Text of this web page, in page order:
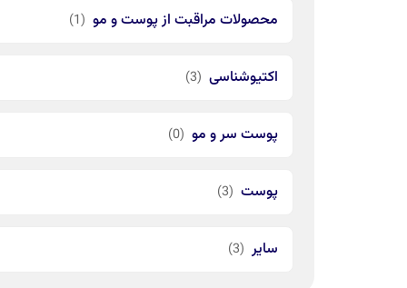
محصولات مراقبت از پوست و مو (1)
اکتیوشناسی (3)
پوست سر و مو (0)
پوست (3)
سایر (3)